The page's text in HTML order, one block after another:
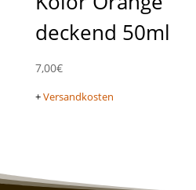
deckend 50ml
7,00€
+Versandkosten